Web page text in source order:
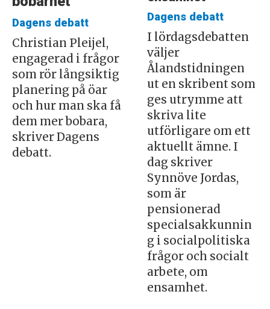
Dagens debatt
Christian Pleijel,
engagerad i frågor
som rör långsiktig
planering på öar
och hur man ska få
dem mer bobara,
skriver Dagens
debatt.
Dagens debatt
I lördagsdebatten
väljer
Ålandstidningen
ut en skribent som
ges utrymme att
skriva lite
utförligare om ett
aktuellt ämne. I
dag skriver
Synnöve Jordas,
som är
pensionerad
specialsakkunnin
g i socialpolitiska
frågor och socialt
arbete, om
ensamhet.